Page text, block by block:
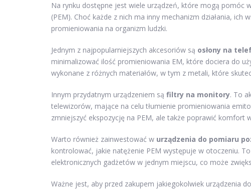
Na rynku dostępne jest wiele urządzeń, które mogą pomóc
(PEM). Choć każde z nich ma inny mechanizm działania,
promieniowania na organizm ludzki.
Jednym z najpopularniejszych akcesoriów są osłony na
minimalizować ilość promieniowania EM, które dociera do
wykonane z różnych materiałów, w tym z metali, które
Innym przydatnym urządzeniem są filtry na monitory. To
telewizorów, mające na celu tłumienie promieniowania
zmniejszyć ekspozycję na PEM, ale także poprawić komfort
Warto również zainwestować w urządzenia do pomiaru
kontrolować, jakie natężenie PEM występuje w otoczeniu.
elektronicznych gadżetów w jednym miejscu, co może
Ważne jest, aby przed zakupem jakiegokolwiek urządzenia